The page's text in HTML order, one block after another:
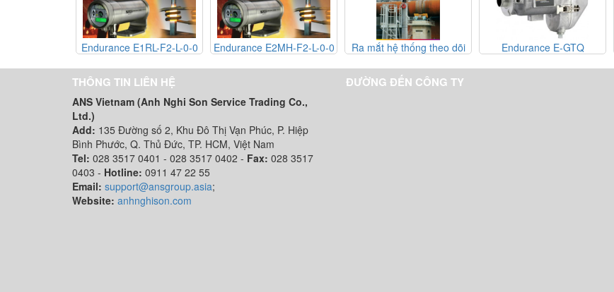
E1RL-F2-L-0-0 Endurance E2MH-F2-L-0-0
Ra mắt hệ thống theo dõi
Endurance E-GTQ Endurance E-MB
THÔNG TIN LIÊN HỆ
ANS Vietnam (Anh Nghi Son Service Trading Co.,
Ltd.)
Add: 135 Đường số 2, Khu Đô Thị Vạn Phúc, P. Hiệp
Bình Phước, Q. Thủ Đức, TP. HCM, Việt Nam
Tel: 028 3517 0401 - 028 3517 0402 - Fax: 028 3517
0403 - Hotline: 0911 47 22 55
Email: support@ansgroup.asia;
Website: anhnghison.com
ĐƯỜNG ĐẾN CÔNG TY